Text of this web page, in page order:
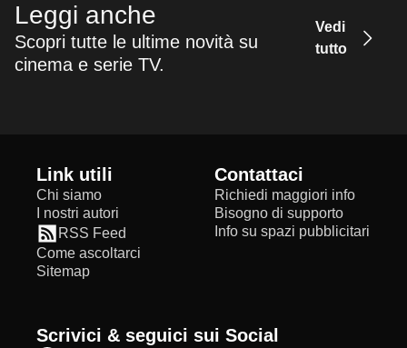
Leggi anche
Scopri tutte le ultime novità su
cinema e serie TV.
Vedi
tutto
Link utili
Chi siamo
I nostri autori
RSS Feed
Come ascoltarci
Sitemap
Contattaci
Richiedi maggiori info
Bisogno di supporto
Info su spazi pubblicitari
Scrivici & seguici sui Social